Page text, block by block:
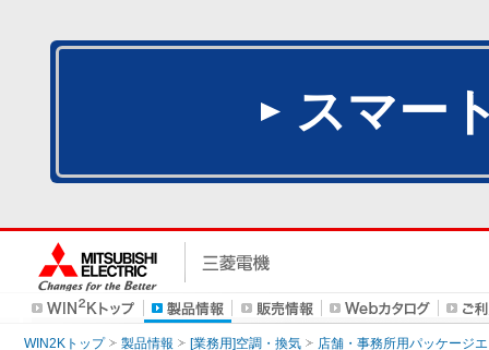
スマー
WIN2Kトップ 製品情報 [業務用]空調・換気 店舗・事務所用パッケージ